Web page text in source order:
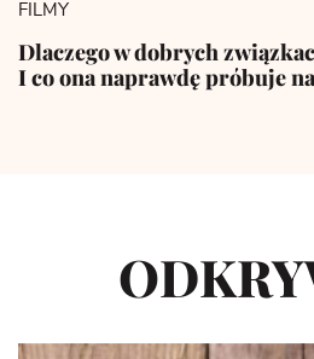
FILMY
Dlaczego w dobrych
I co ona naprawdę próbuje